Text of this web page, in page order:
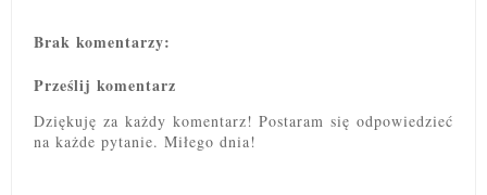
Brak komentarzy:
Prześlij komentarz
Dziękuję za każdy komentarz! Postaram się odpowiedzieć
na każde pytanie. Miłego dnia!